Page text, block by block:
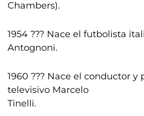
Chambers).
1954 ??? Nace el futbolista
Antognoni.
1960 ??? Nace el conductor y
televisivo Marcelo
Tinelli.